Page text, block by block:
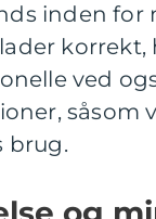
inden for
ved
såsom
brug.